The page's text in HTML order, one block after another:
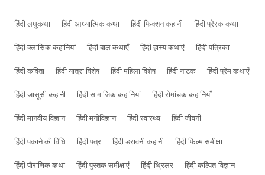
हिंदी लघुकथा हिंदी आध्यात्मिक कथा हिंदी फिक्शन कहानी
हिंदी प्रेरक कथा
हिंदी क्लासिक कहानियां
हिंदी बाल कथाएँ हिंदी हास्य कथाएं
हिंदी पत्रिका
हिंदी कविता
हिंदी यात्रा विशेष हिंदी महिला विशेष हिंदी नाटक
हिंदी प्रेम कथाएँ
हिंदी जासूसी कहानी
हिंदी सामाजिक कहानियां
हिंदी रोमांचक कहानियाँ
हिंदी मानवीय विज्ञान
हिंदी मनोविज्ञान हिंदी स्वास्थ्य
हिंदी जीवनी
हिंदी पकाने की विधि
हिंदी पत्र हिंदी डरावनी कहानी
हिंदी फिल्म समीक्षा
हिंदी पौराणिक कथा
हिंदी पुस्तक समीक्षाएं हिंदी थ्रिलर
हिंदी कल्पित-विज्ञान